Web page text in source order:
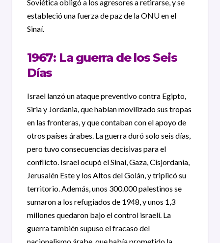
Soviética obligó a los agresores a retirarse, y se
estableció una fuerza de paz de la ONU en el
Sinaí.
1967: La guerra de los Seis
Días
Israel lanzó un ataque preventivo contra Egipto,
Siria y Jordania, que habían movilizado sus tropas
en las fronteras, y que contaban con el apoyo de
otros países árabes. La guerra duró solo seis días,
pero tuvo consecuencias decisivas para el
conflicto. Israel ocupó el Sinaí, Gaza, Cisjordania,
Jerusalén Este y los Altos del Golán, y triplicó su
territorio. Además, unos 300.000 palestinos se
sumaron a los refugiados de 1948, y unos 1,3
millones quedaron bajo el control israelí. La
guerra también supuso el fracaso del